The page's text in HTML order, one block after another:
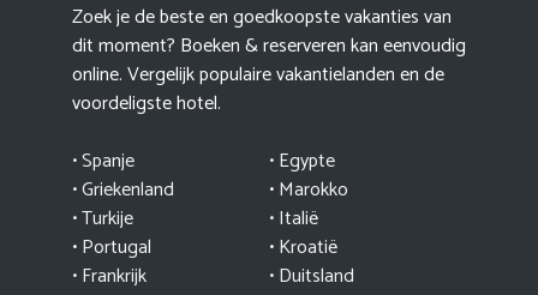
Zoek je de beste en goedkoopste vakanties van
dit moment? Boeken & reserveren kan eenvoudig
online. Vergelijk populaire vakantielanden en de
voordeligste hotel.
• Spanje
• Griekenland
• Turkije
•Portugal
• Frankrijk
• Egypte
•Marokko
• Italië
•Kroatië
• Duitsland